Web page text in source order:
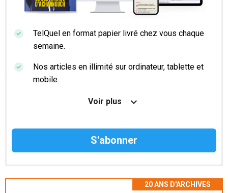
TelQuel en format papier livré chez vous chaque
semaine.
Nos articles en illimité sur ordinateur, tablette et
mobile.
Le magazine TelQuel en numérique avant la sortie
Voir plus